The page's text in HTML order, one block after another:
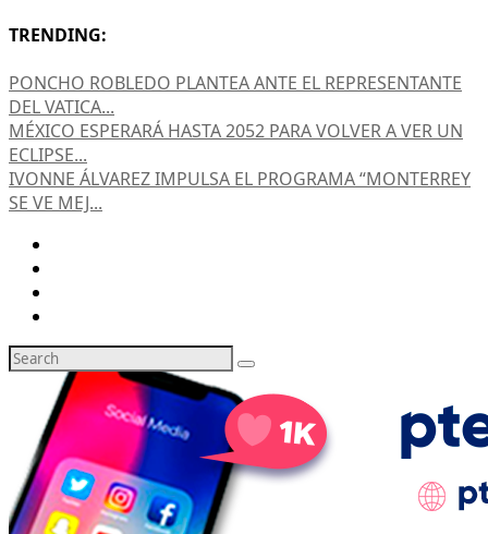
TRENDING:
PONCHO ROBLEDO PLANTEA ANTE EL REPRESENTANTE
DEL VATICA...
MÉXICO ESPERARÁ HASTA 2052 PARA VOLVER A VER UN
ECLIPSE...
IVONNE ÁLVAREZ IMPULSA EL PROGRAMA “MONTERREY
SE VE MEJ...